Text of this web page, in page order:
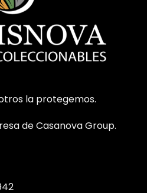
la protegemos.
de Casanova Group.